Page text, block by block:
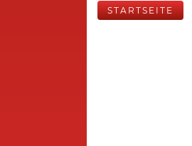
STARTSEITE